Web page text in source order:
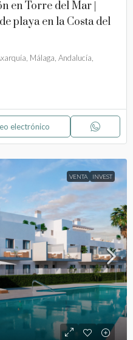
en Torre del Mar |
playa en la Costa del
Málaga, Andalucía,
electrónico
VENTA INVEST